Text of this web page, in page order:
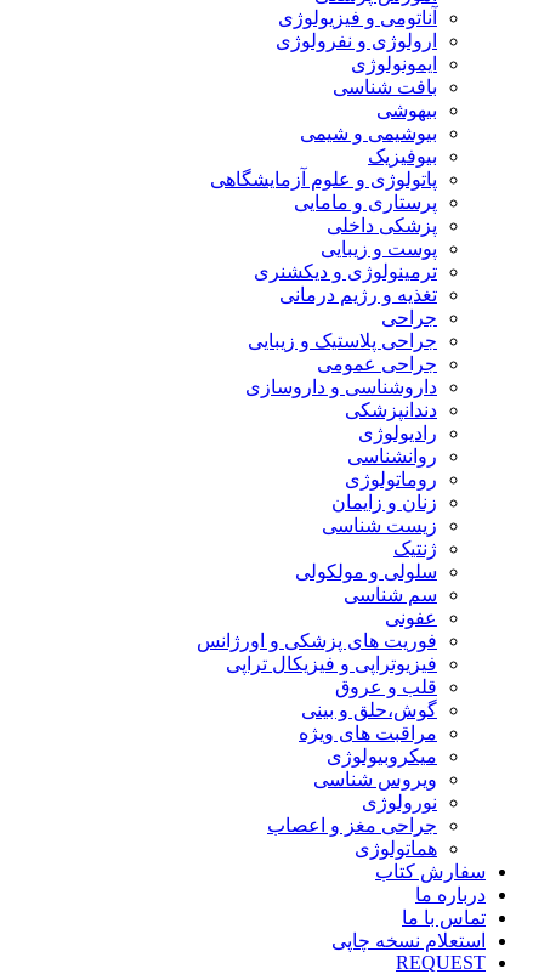
آناتومی و فیزیولوژی
ارولوژی و نفرولوژی
ایمونولوژی
بافت شناسی
بیهوشی
بیوشیمی و شیمی
بیوفیزیک
پاتولوژی و علوم آزمایشگاهی
پرستاری و مامایی
پزشکی داخلی
پوست و زیبایی
ترمینولوژی و دیکشنری
تغذیه و رژیم درمانی
جراحی
جراحی پلاستیک و زیبایی
جراحی عمومی
داروشناسی و داروسازی
دندانپزشکی
رادیولوژی
روانشناسی
روماتولوژی
زنان و زایمان
زیست شناسی
ژنتیک
سلولی و مولکولی
سم شناسی
عفونی
فوریت های پزشکی و اورژانس
فیزیوتراپی و فیزیکال تراپی
قلب و عروق
گوش،حلق و بینی
مراقبت های ویژه
میکروبیولوژی
ویروس شناسی
نورولوژی
جراحی مغز و اعصاب
هماتولوژی
سفارش کتاب
درباره ما
تماس با ما
استعلام نسخه چاپی
REQUEST